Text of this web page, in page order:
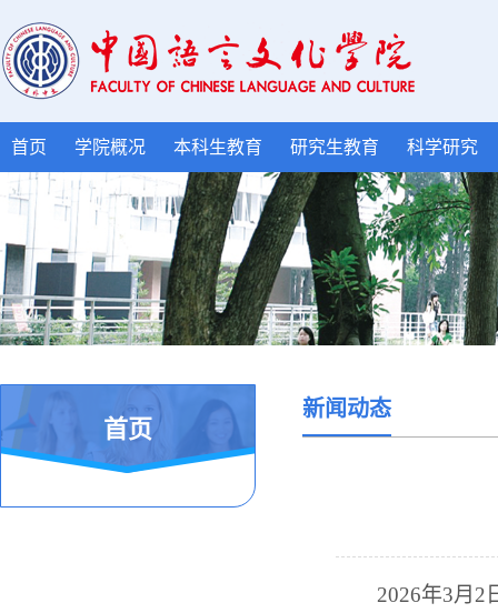
首页 学院概况 本科生教育 研究生教育 科学研究
首页
新闻动态
2026年3月2